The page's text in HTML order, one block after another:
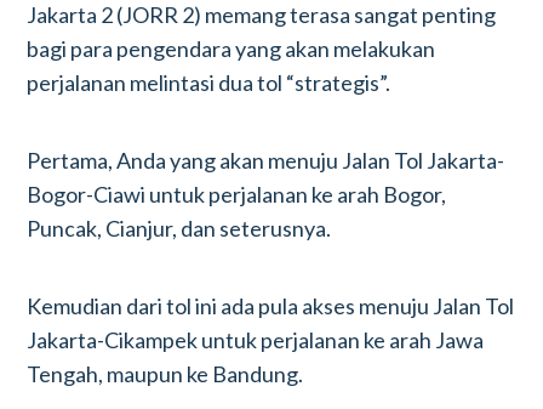
Jakarta 2 (JORR 2) memang terasa sangat penting
bagi para pengendara yang akan melakukan
perjalanan melintasi dua tol “strategis”.
Pertama, Anda yang akan menuju Jalan Tol Jakarta-
Bogor-Ciawi untuk perjalanan ke arah Bogor,
Puncak, Cianjur, dan seterusnya.
Kemudian dari tol ini ada pula akses menuju Jalan Tol
Jakarta-Cikampek untuk perjalanan ke arah Jawa
Tengah, maupun ke Bandung.